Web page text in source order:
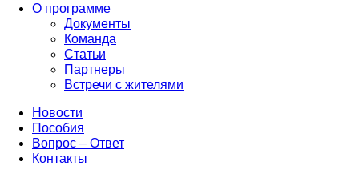
О программе
Документы
Команда
Статьи
Партнеры
Встречи с жителями
Новости
Пособия
Вопрос – Ответ
Контакты